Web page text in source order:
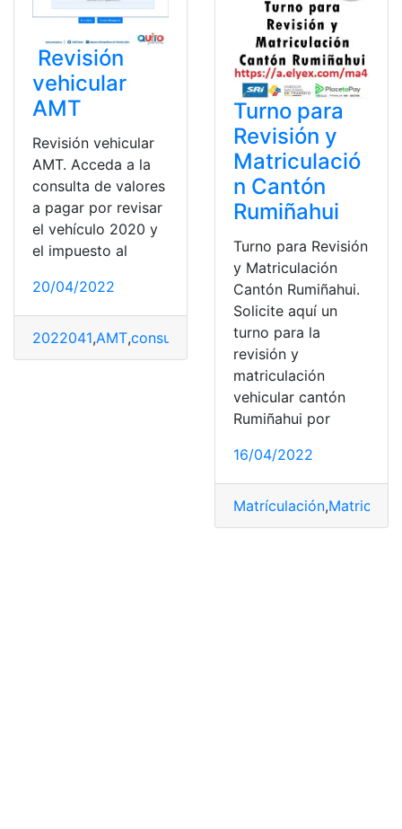
Revisión
vehicular
AMT
Revisión vehicular
AMT. Acceda a la
consulta de valores
a pagar por revisar
el vehículo 2020 y
el impuesto al
20/04/2022
2022041,AMT,consulta online ,Pago ,revisión vehícular
Turno para
Revisión y
Matriculació
n Cantón
Rumiñahui
Turno para Revisión
y Matriculación
Cantón Rumiñahui.
Solicite aquí un
turno para la
revisión y
matriculación
vehicular cantón
Rumiñahui por
16/04/2022
Matrículación,